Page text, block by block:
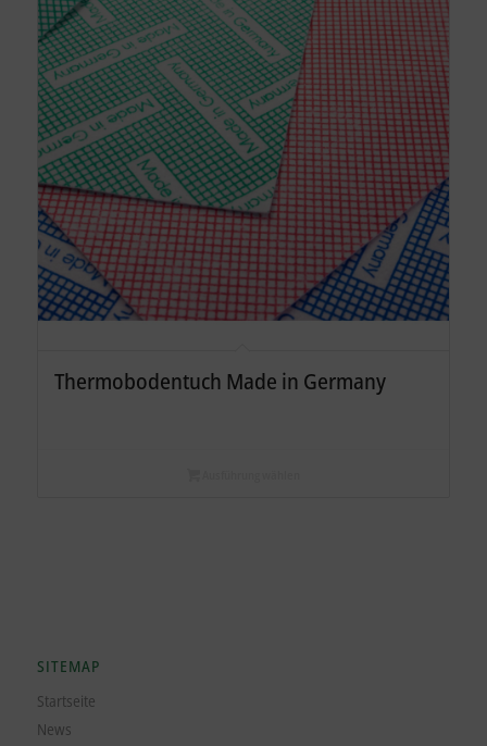
Thermobodentuch Made in Germany
SITEMAP
Startseite
News